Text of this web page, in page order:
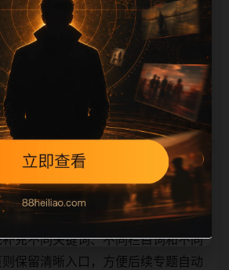
类信息：入口是否稳定、同栏目还
、移动端打开时图片和摘要是否一
后同步检查标题、description、
、alt、title和推荐链接，确保页面既
也能让真实
浏览。同站连续更新时避免重复标题
充不同关键词、不同栏目词和不同
保留清晰入口，方便后续专题自动